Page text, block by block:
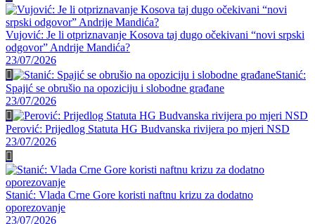
Vujović: Je li otpriznavanje Kosova taj dugo očekivani “novi srpski
odgovor” Andrije Mandića?
23/07/2026
Stanić:
Spajić se obrušio na opoziciju i slobodne građane
23/07/2026
Perović: Prijedlog Statuta HG Budvanska rivijera po mjeri NSD
23/07/2026
Stanić: Vlada Crne Gore koristi naftnu krizu za dodatno
oporezovanje
23/07/2026